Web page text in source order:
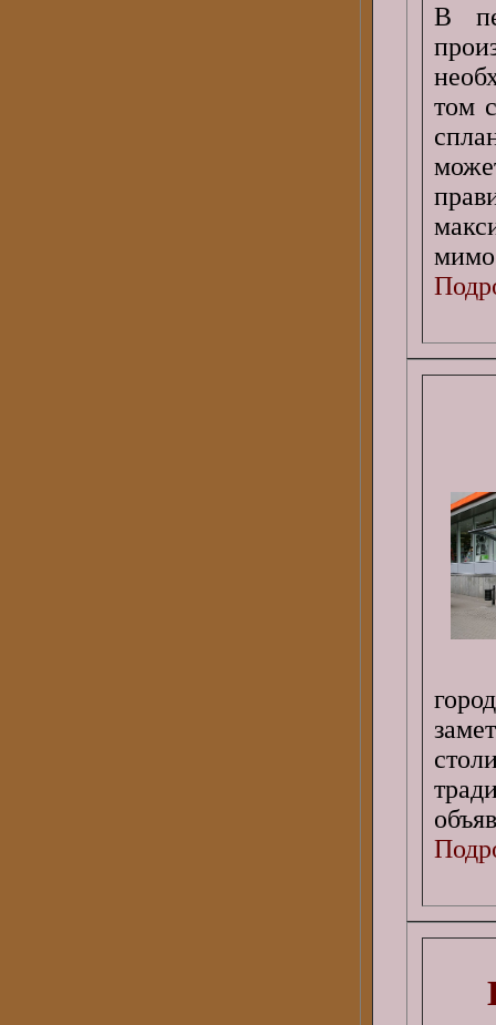
В
том